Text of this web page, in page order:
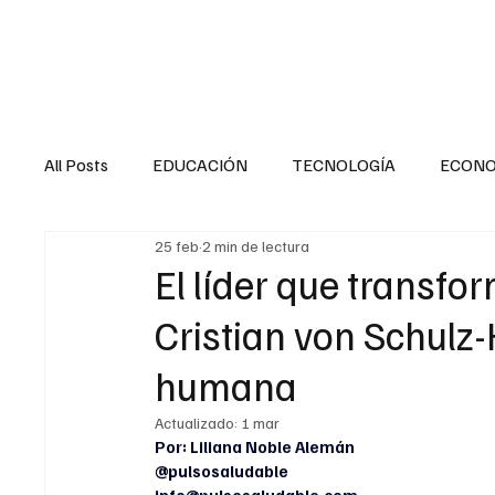
All Posts EDUCACIÓN TECNOLOGÍA
SALUD EN EL SECTOR PÚBLICO
MENTAL LA ENTREVISTA ANIMAL
INTERNACIONAL GENERAL
El líder que
Cristian von
humana
25 feb 2 min de lectura
Actualizado: 1 mar
Por: Liliana Noble Alemán
@pulsosaludable